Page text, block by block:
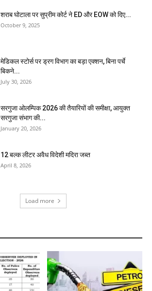
शराब घोटाला पर सुप्रीम कोर्ट ने ED और EOW को दिए...
October 9, 2025
मेडिकल स्टोर्स पर ड्रग विभाग का बड़ा एक्शन, बिना पर्चे
बिकने...
July 30, 2026
सरगुजा ओलम्पिक 2026 की तैयारियों की समीक्षा, आयुक्त
सरगुजा संभाग की...
January 20, 2026
12 बल्क लीटर अवैध विदेशी मदिरा जब्त
April 8, 2026
Load more